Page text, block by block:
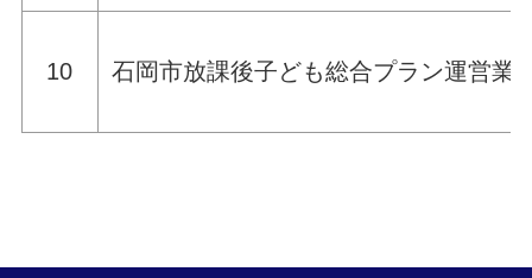
10 石岡市放課後子ども総合プラン運営業